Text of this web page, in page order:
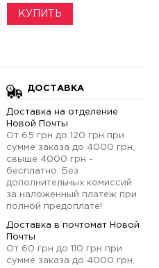
КУПИТЬ
ДОСТАВКА
Доставка на отделение
Новой Почты
От 65 грн до 120 грн при
сумме заказа до 4000 грн,
свыше 4000 грн -
бесплатно. Без
дополнительных комиссий
за наложенный платеж при
полной предоплате!
Доставка в почтомат Новой
Почты
От 60 грн до 110 грн при
сумме заказа до 4000 грн,